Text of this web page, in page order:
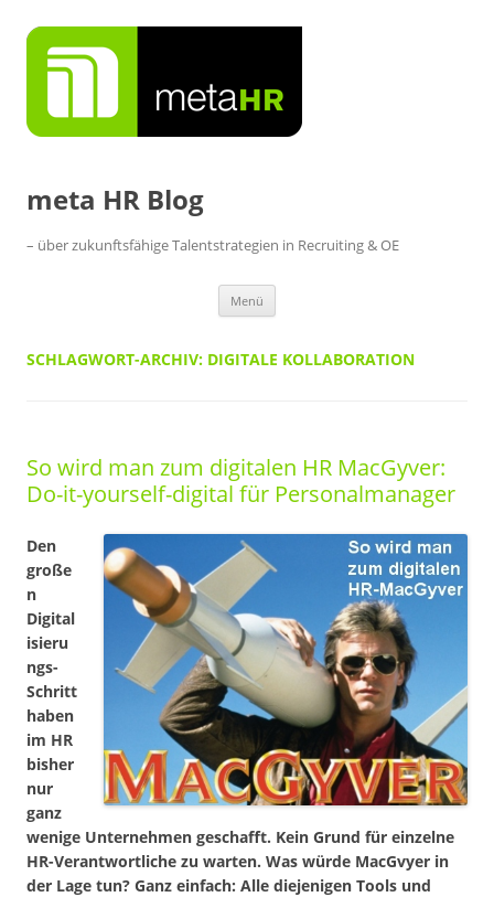
Inhalt
springen
meta HR Blog
– über zukunftsfähige Talentstrategien in Recruiting & OE
Menü
SCHLAGWORT-ARCHIV: DIGITALE KOLLABORATION
So wird man zum digitalen HR MacGyver:
Do-it-yourself-digital für Personalmanager
Den
große
n
Digital
isieru
ngs-
Schritt
haben
im HR
bisher
nur
ganz
wenige Unternehmen geschafft. Kein Grund für einzelne
HR-Verantwortliche zu warten. Was würde MacGvyer in
der Lage tun? Ganz einfach: Alle diejenigen Tools und